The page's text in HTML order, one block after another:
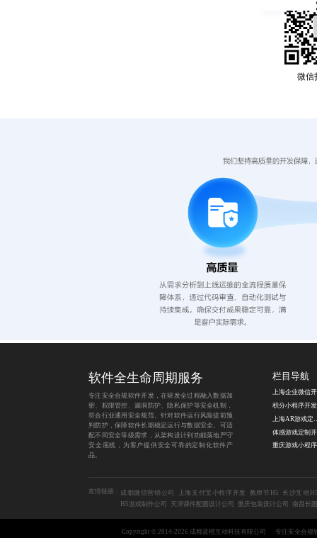
微信
软件全生命周期服务
专注安全合规软件开发，在研发全过程融入数据加
密、权限管控、漏洞防护、隐私保护等安全机制，
符合行业通用安全规范。针对软件运行风险提前预
判防护，保障软件长期稳定运行与数据安全。可适
配不同安全等级需求，从架构设计到功能落地严守
安全底线，为客户提供安全可靠的定制化软件产
品。
栏目导航
体感游戏定制
友情链接： 成都微信营销公司 上海支付宝小程序开发 教师节H5 长沙互动
H5游戏制作公司
天津课件配图设计公司 重庆包装设计公司 南昌长
Copyright © 2014-2026 成都蓝橙互动科技有限公司 专注安全合规